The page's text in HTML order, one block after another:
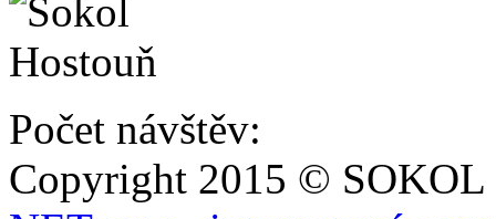
Počet návštěv:
Copyright 2015 ©